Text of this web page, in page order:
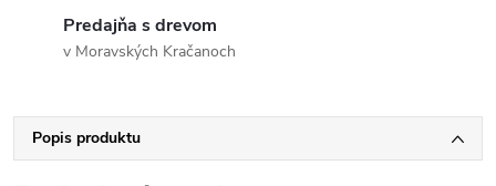
Predajňa s drevom
v Moravských Kračanoch
Popis produktu